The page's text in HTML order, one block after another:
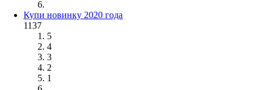
Купи новинку 2020 года
1137
5
4
3
2
1